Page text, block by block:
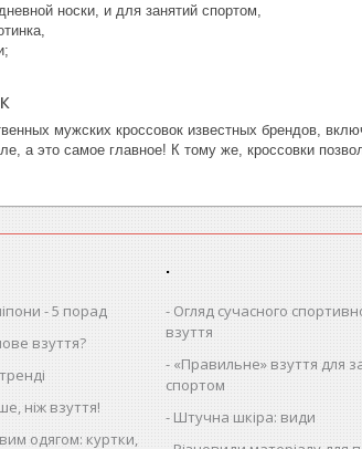
носки, и для занятий спортом,
мужских кроссовок известных брендов,
а это самое главное! К тому же, кроссовки
- 5 порад
взуття?
ніж взуття!
одягом: куртки,
.
Огляд сучасного
взуття
«Правильне» взуття для
спортом
Штучна шкіра: види